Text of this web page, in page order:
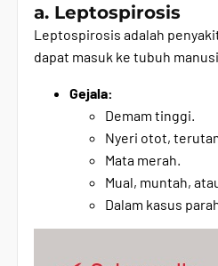
a. Leptospirosis
Leptospirosis adalah
dapat masuk ke tubuh
Gejala:
Demam tinggi.
Nyeri otot,
Mata merah.
Mual, muntah,
Dalam kasus